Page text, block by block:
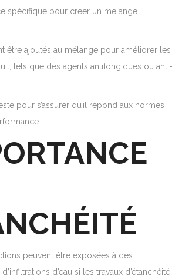
spécifique pour créer un mélange
être ajoutés au mélange pour améliorer les
tels que des agents antifongiques ou anti-
pour s’assurer qu’il répond aux normes
peuvent être exposées à des
d’eau si les travaux d’étanchéité